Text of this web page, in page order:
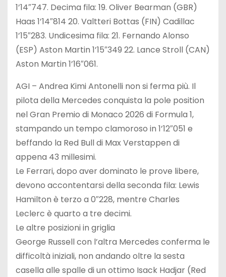
1’14″747. Decima fila: 19. Oliver Bearman (GBR)
Haas 1’14″814 20. Valtteri Bottas (FIN) Cadillac
1’15″283. Undicesima fila: 21. Fernando Alonso
(ESP) Aston Martin 1’15″349 22. Lance Stroll (CAN)
Aston Martin 1’16″061.
AGI – Andrea Kimi Antonelli non si ferma più. Il
pilota della Mercedes conquista la pole position
nel Gran Premio di Monaco 2026 di Formula 1,
stampando un tempo clamoroso in 1’12″051 e
beffando la Red Bull di Max Verstappen di
appena 43 millesimi.
Le Ferrari, dopo aver dominato le prove libere,
devono accontentarsi della seconda fila: Lewis
Hamilton è terzo a 0″228, mentre Charles
Leclerc è quarto a tre decimi.
Le altre posizioni in griglia
George Russell con l’altra Mercedes conferma le
difficoltà iniziali, non andando oltre la sesta
casella alle spalle di un ottimo Isack Hadjar (Red